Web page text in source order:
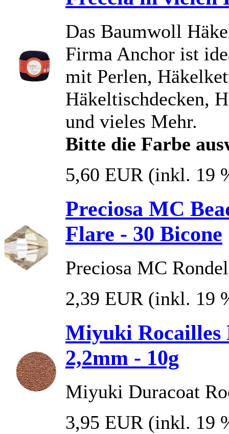
Das Baumwoll
Firma Anchor ist
mit Perlen,
Häkeltischdecken,
und vieles Mehr.
Bitte die Farbe
5,60 EUR (inkl. 19
Preciosa MC
Flare - 30 Bicone
Preciosa MC
2,39 EUR (inkl. 19
Miyuki Rocailles
2,2mm - 10g
Miyuki Duracoat
3,95 EUR (inkl. 19